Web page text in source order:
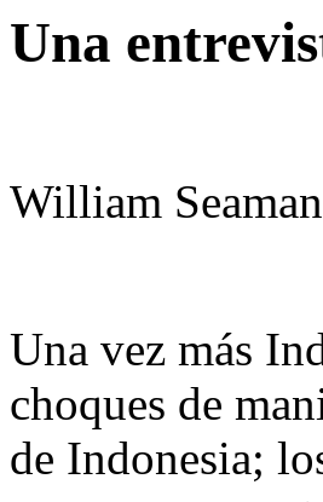
Una
William
Una vez más
choques de
de Indonesia;